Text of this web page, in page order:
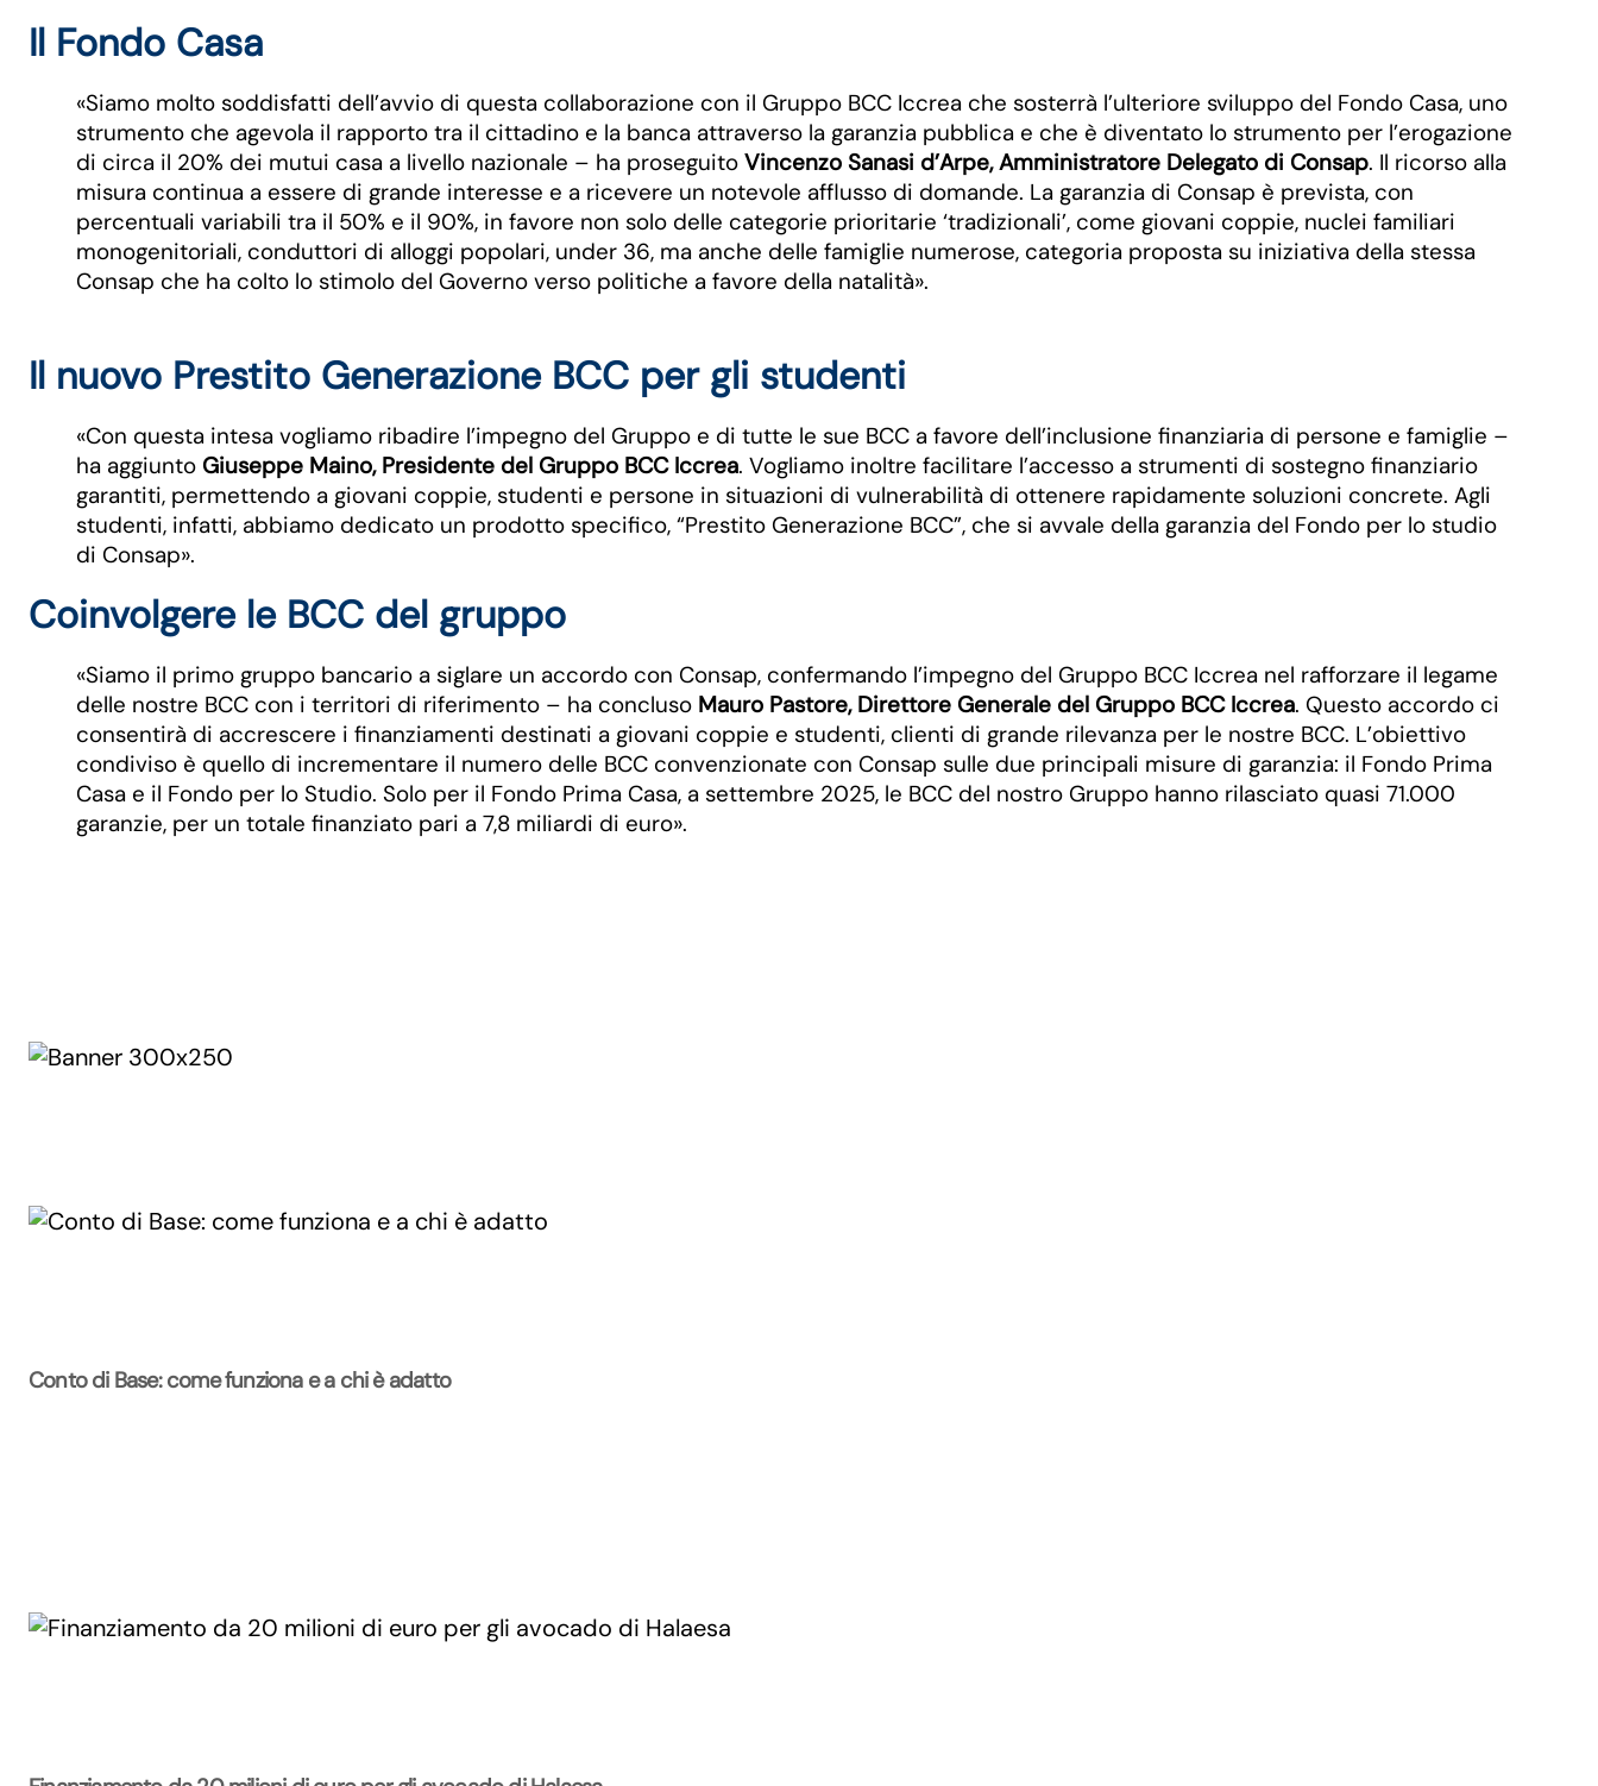
Il Fondo Casa
«Siamo molto soddisfatti dell’avvio di questa collaborazione con il Gruppo BCC Iccrea che sosterrà l’ulteriore sviluppo del Fondo Casa, uno
strumento che agevola il rapporto tra il cittadino e la banca attraverso la garanzia pubblica e che è diventato lo strumento per l’erogazione
di circa il 20% dei mutui casa a livello nazionale – ha proseguito Vincenzo Sanasi d’Arpe, Amministratore Delegato di Consap. Il ricorso alla
misura continua a essere di grande interesse e a ricevere un notevole afflusso di domande. La garanzia di Consap è prevista, con
percentuali variabili tra il 50% e il 90%, in favore non solo delle categorie prioritarie ‘tradizionali’, come giovani coppie, nuclei familiari
monogenitoriali, conduttori di alloggi popolari, under 36, ma anche delle famiglie numerose, categoria proposta su iniziativa della stessa
Consap che ha colto lo stimolo del Governo verso politiche a favore della natalità».
Il nuovo Prestito Generazione BCC per gli studenti
«Con questa intesa vogliamo ribadire l’impegno del Gruppo e di tutte le sue BCC a favore dell’inclusione finanziaria di persone e famiglie –
ha aggiunto Giuseppe Maino, Presidente del Gruppo BCC Iccrea. Vogliamo inoltre facilitare l’accesso a strumenti di sostegno finanziario
garantiti, permettendo a giovani coppie, studenti e persone in situazioni di vulnerabilità di ottenere rapidamente soluzioni concrete. Agli
studenti, infatti, abbiamo dedicato un prodotto specifico, “Prestito Generazione BCC”, che si avvale della garanzia del Fondo per lo studio
di Consap».
Coinvolgere le BCC del gruppo
«Siamo il primo gruppo bancario a siglare un accordo con Consap, confermando l’impegno del Gruppo BCC Iccrea nel rafforzare il legame
delle nostre BCC con i territori di riferimento – ha concluso Mauro Pastore, Direttore Generale del Gruppo BCC Iccrea. Questo accordo ci
consentirà di accrescere i finanziamenti destinati a giovani coppie e studenti, clienti di grande rilevanza per le nostre BCC. L’obiettivo
condiviso è quello di incrementare il numero delle BCC convenzionate con Consap sulle due principali misure di garanzia: il Fondo Prima
Casa e il Fondo per lo Studio. Solo per il Fondo Prima Casa, a settembre 2025, le BCC del nostro Gruppo hanno rilasciato quasi 71.000
garanzie, per un totale finanziato pari a 7,8 miliardi di euro».
Conto di Base: come funziona e a chi è adatto